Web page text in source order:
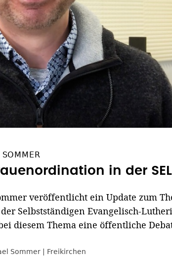
in der
veröffentlicht ein Update zum
Selbstständigen Evangelisch-
diesem Thema eine öffentliche
Sommer Freikirchen